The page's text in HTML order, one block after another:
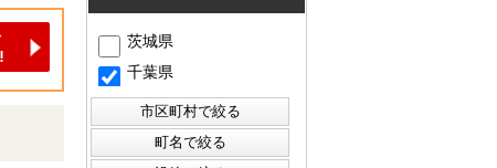
茨城県
千葉県